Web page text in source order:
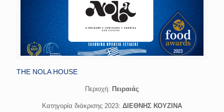
THE NOLA HOUSE
Περιοχή: Πειραιάς
Κατηγορία διάκρισης 2023: ΔΙΕΘΝΗΣ ΚΟΥΖΙΝΑ